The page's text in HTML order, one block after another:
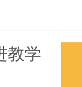
教学